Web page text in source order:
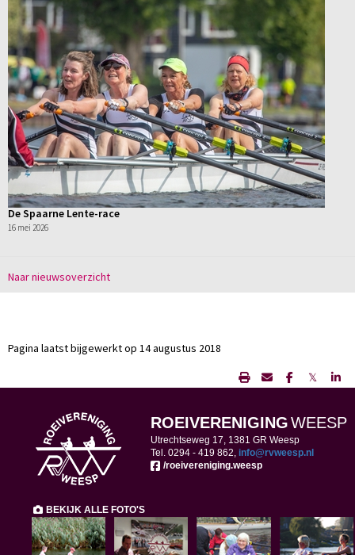
De Spaarne Lente-race
16 mei 2026
Naar nieuwsoverzicht
Pagina laatst bijgewerkt op 14 augustus 2018
𝕏
ROEIVERENIGINGWEESP
Utrechtseweg 17, 1381 GR Weesp
Tel. 0294 - 419 862, ofni@rvweesp.nl
/roeivereniging.weesp
BEKIJK ALLE FOTO'S